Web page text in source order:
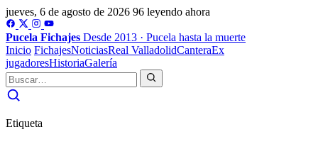
jueves, 6 de agosto de 2026 96 leyendo ahora
Pucela Fichajes Desde 2013 · Pucela hasta la muerte
Inicio FichajesNoticiasReal ValladolidCanteraEx
jugadoresHistoriaGalería
Etiqueta